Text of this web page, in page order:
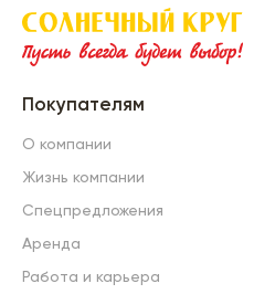
Покупателям
О компании
Жизнь компании
Спецпредложения
Аренда
Работа и карьера